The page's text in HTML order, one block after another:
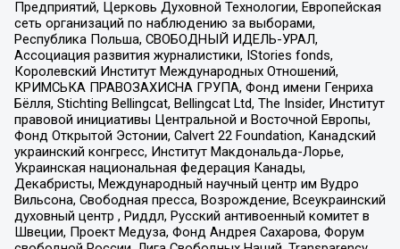
Предприятий, Церковь Духовной Технологии, Европейская
сеть организаций по наблюдению за выборами,
Республика Польша, СВОБОДНЫЙ ИДЕЛЬ-УРАЛ,
Ассоциация развития журналистики, IStories fonds,
Королевский Институт Международных Отношений,
КРИМСЬКА ПРАВОЗАХИСНА ГРУПА, Фонд имени Генриха
Бёлля, Stichting Bellingcat, Bellingcat Ltd, The Insider, Институт
правовой инициативы Центральной и Восточной Европы,
Фонд Открытой Эстонии, Calvert 22 Foundation, Канадский
украинский конгресс, Институт Макдональда-Лорье,
Украинская национальная федерация Канады,
Декабристы, Международный научный центр им Вудро
Вильсона, Свободная пресса, Возрождение, Всеукраинский
духовный центр , Риддл, Русский антивоенный комитет в
Швеции, Проект Медуза, Фонд Андрея Сахарова, Форум